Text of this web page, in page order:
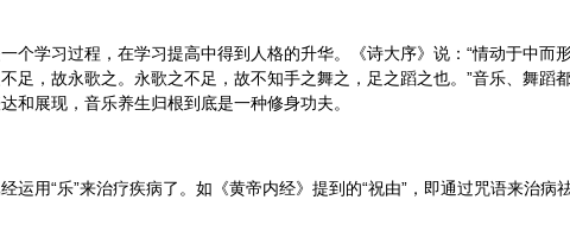
个学习过程，在学习提高中得到人格的升华。《诗大序》说：“情动于中而
足，故永歌之。永歌之不足，故不知手之舞之，足之蹈之也。”音乐、舞蹈
和展现，音乐养生归根到底是一种修身功夫。
运用“乐”来治疗疾病了。如《黄帝内经》提到的“祝由”，即通过咒语来治病